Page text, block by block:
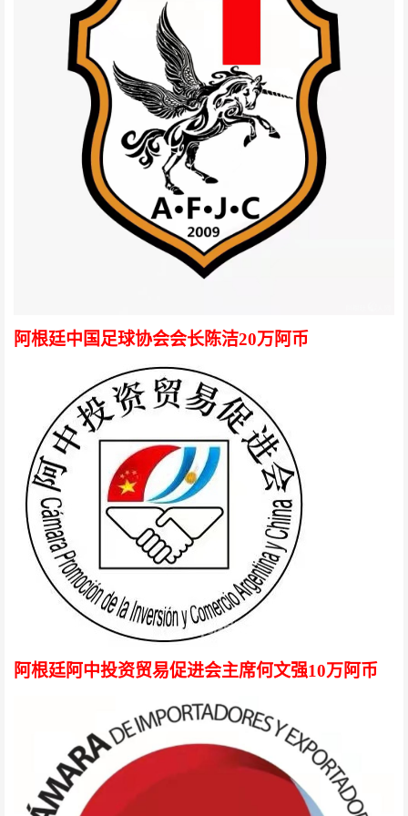
阿根廷中国足球协会会长陈洁20万阿币
阿根廷阿中投资贸易促进会主席何文强10万阿币